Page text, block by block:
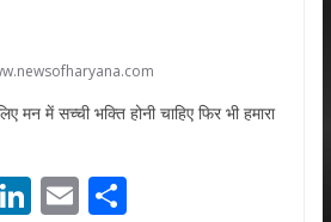
मन में सच्ची भक्ति होनी चाहिए फिर भी हमारा
Li E S